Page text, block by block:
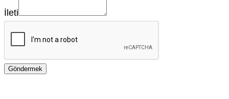
İleti
Göndermek